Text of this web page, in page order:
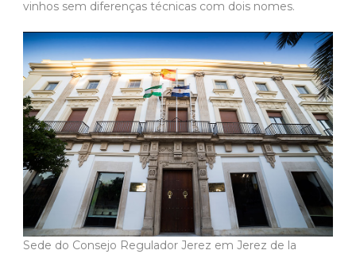
vinhos sem diferenças técnicas com dois nomes.
Sede do Consejo Regulador Jerez em Jerez de la